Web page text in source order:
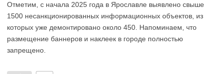
Отметим, с начала 2025 года в Ярославле выявлено свыше
1500 несанкционированных информационных объектов, из
которых уже демонтировано около 450. Напоминаем, что
размещение баннеров и наклеек в городе полностью
запрещено.